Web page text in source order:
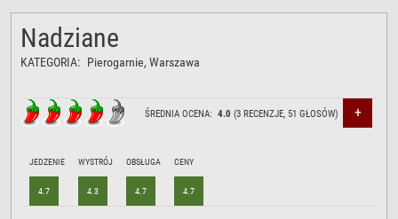
Nadziane
KATEGORIA: Pierogarnie, Warszawa
ŚREDNIA OCENA:4.0 (3 RECENZJE, 51 GŁOSÓW) +
JEDZENIE
4.7
WYSTRÓJ
4.3
OBSŁUGA
4.7
CENY
4.7